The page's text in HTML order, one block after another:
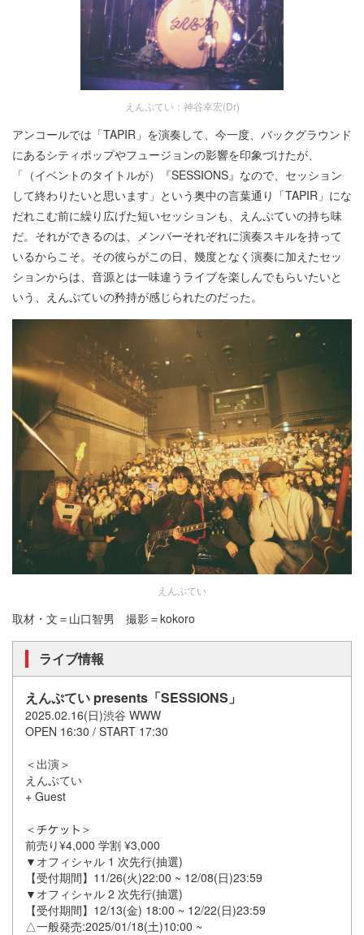
えんぷてい：神谷幸宏(Dr)
アンコールでは「TAPIR」を演奏して、今一度、バックグラウンド
にあるシティポップやフュージョンの影響を印象づけたが、
「（イベントのタイトルが）『SESSIONS』なので、セッション
して終わりたいと思います」という奥中の言葉通り「TAPIR」にな
だれこむ前に繰り広げた短いセッションも、えんぷていの持ち味
だ。それができるのは、メンバーそれぞれに演奏スキルを持って
いるからこそ。その彼らがこの日、幾度となく演奏に加えたセッ
ションからは、音源とは一味違うライブを楽しんでもらいたいと
いう、えんぷていの矜持が感じられたのだった。
えんぷてい
取材・文＝山口智男 撮影＝kokoro
ライブ情報
えんぷてい presents「SESSIONS」
2025.02.16(日)渋谷 WWW
OPEN 16:30 / START 17:30
＜出演＞
えんぷてい
+ Guest
＜
＞
前売り¥4,000 学割 ¥3,000
▼オフィシャル 1 次先行(抽選)
【受付期間】11/26(火)22:00 ~ 12/08(日)23:59
▼オフィシャル 2 次先行(抽選)
【受付期間】12/13(金) 18:00 ~ 12/22(日)23:59
△一般発売:2025/01/18(土)10:00 ~